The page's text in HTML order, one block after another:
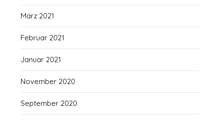
März 2021
Februar 2021
Januar 2021
November 2020
September 2020